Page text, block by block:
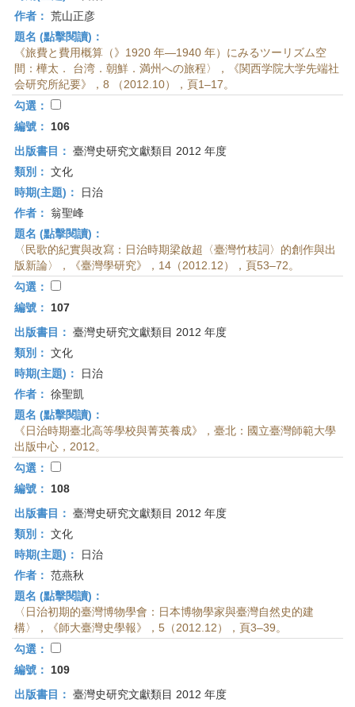
作者： 荒山正彦
題名 (點擊閱讀)：
《旅費と費用概算（》1920 年—1940 年）にみるツーリズム空
間：樺太． 台湾．朝鮮．満州への旅程〉，《関西学院大学先端社
会研究所紀要》，8 （2012.10），頁1–17。
勾選：
編號：
106
出版書目： 臺灣史研究文獻類目 2012 年度
類別： 文化
時期(主題)：
日治
作者： 翁聖峰
題名 (點擊閱讀)：
〈民歌的紀實與改寫：日治時期梁啟超〈臺灣竹枝詞〉的創作與出
版新論〉，《臺灣學研究》，14（2012.12），頁53–72。
勾選：
編號：
107
出版書目： 臺灣史研究文獻類目 2012 年度
類別： 文化
時期(主題)：
日治
作者： 徐聖凱
題名 (點擊閱讀)：
《日治時期臺北高等學校與菁英養成》，臺北：國立臺灣師範大學
出版中心，2012。
勾選：
編號：
108
出版書目： 臺灣史研究文獻類目 2012 年度
類別： 文化
時期(主題)：
日治
作者： 范燕秋
題名 (點擊閱讀)：
〈日治初期的臺灣博物學會：日本博物學家與臺灣自然史的建
構〉，《師大臺灣史學報》，5（2012.12），頁3–39。
勾選：
編號：
109
出版書目： 臺灣史研究文獻類目 2012 年度